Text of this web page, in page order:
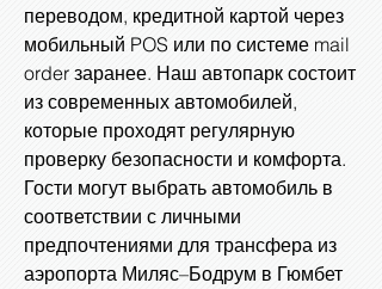
переводом, кредитной картой через
мобильный POS или по системе mail
order заранее. Наш автопарк состоит
из современных автомобилей,
которые проходят регулярную
проверку безопасности и комфорта.
Гости могут выбрать автомобиль в
соответствии с личными
предпочтениями для трансфера из
аэропорта Миляс–Бодрум в Гюмбет